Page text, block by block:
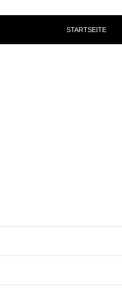
STARTSEITE